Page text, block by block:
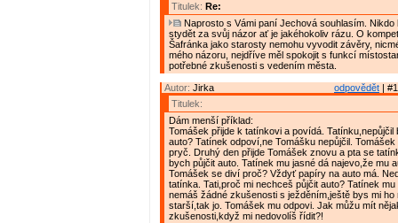
Titulek: Re:
Naprosto s Vámi paní Jechová souhlasím. Nikdo
stydět za svůj názor ať je jakéhokoliv rázu. O
Šafránka jako starosty nemohu vyvodit závěry,
mého názoru, nejdříve měl spokojit s funkcí
potřebné zkušenosti s vedením města.
odpovědět |
Autor: Jirka
Titulek:
Dám menší příklad:
Tomášek přijde k tatínkovi a povídá. Tatínku,nepůjčil
auto? Tatínek odpoví,ne Tomášku nepůjčil.
pryč. Druhý den přijde Tomášek znovu a pta se
bych půjčit auto. Tatínek mu jasné dá najevo,že mu
Tomášek se diví proč? Vždyť papíry na auto má.
tatínka. Tati,proč mi nechceš půjčit auto? Tatínek
nemáš žádné zkušenosti s ježděním,ještě bys mi ho
starší,tak jo. Tomášek mu odpovi. Jak můžu mít
zkušenosti,když mi nedovolíš řídit?!